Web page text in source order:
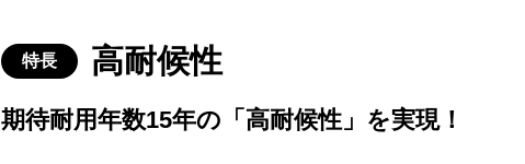
特長 高耐候性
期待耐用年数15年の「高耐候性」を実現！